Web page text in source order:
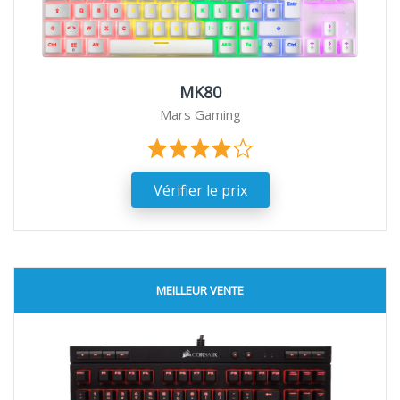
MK80
Mars Gaming
Vérifier le prix
MEILLEUR VENTE